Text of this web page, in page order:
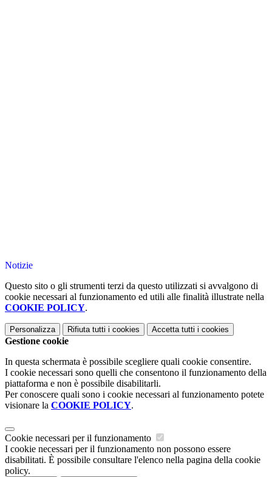
Notizie
Questo sito o gli strumenti terzi da questo utilizzati si avvalgono di
cookie necessari al funzionamento ed utili alle finalità illustrate nella
COOKIE POLICY.
Personalizza Rifiuta tutti i cookies Accetta tutti i cookies
Gestione cookie
In questa schermata è possibile scegliere quali cookie consentire.
I cookie necessari sono quelli che consentono il funzionamento della
piattaforma e non è possibile disabilitarli.
Per conoscere quali sono i cookie necessari al funzionamento potete
visionare la COOKIE POLICY.
Cookie necessari per il funzionamento
I cookie necessari per il funzionamento non possono essere
disabilitati. È possibile consultare l'elenco nella pagina della cookie
policy.